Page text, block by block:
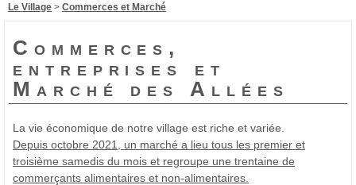
Le Village > Commerces et Marché
Commerces,
entreprises et
Marché des Allées
La vie économique de notre village est riche et variée.
Depuis octobre 2021, un marché a lieu tous les premier et
troisième samedis du mois et regroupe une trentaine de
commerçants alimentaires et non-alimentaires.